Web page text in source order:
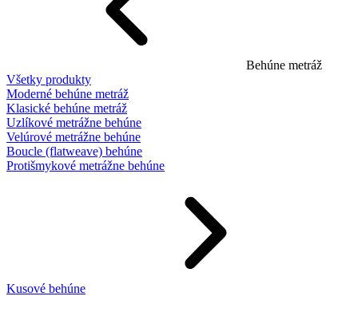
Behúne metráž
Všetky produkty
Moderné behúne metráž
Klasické behúne metráž
Uzlíkové metrážne behúne
Velúrové metrážne behúne
Boucle (flatweave) behúne
Protišmykové metrážne behúne
Kusové behúne